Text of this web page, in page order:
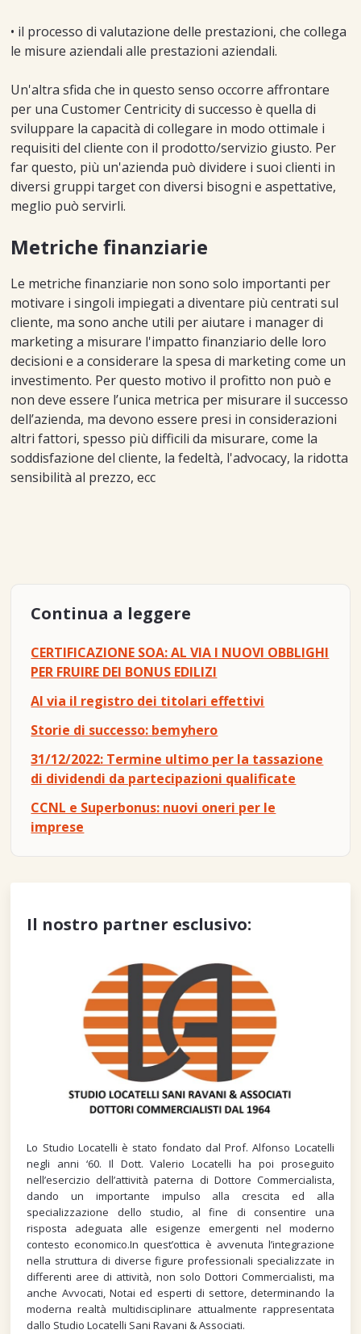
• il processo di valutazione delle prestazioni, che collega
le misure aziendali alle prestazioni aziendali.
Un'altra sfida che in questo senso occorre affrontare
per una Customer Centricity di successo è quella di
sviluppare la capacità di collegare in modo ottimale i
requisiti del cliente con il prodotto/servizio giusto. Per
far questo, più un'azienda può dividere i suoi clienti in
diversi gruppi target con diversi bisogni e aspettative,
meglio può servirli.
Metriche finanziarie
Le metriche finanziarie non sono solo importanti per
motivare i singoli impiegati a diventare più centrati sul
cliente, ma sono anche utili per aiutare i manager di
marketing a misurare l'impatto finanziario delle loro
decisioni e a considerare la spesa di marketing come un
investimento. Per questo motivo il profitto non può e
non deve essere l’unica metrica per misurare il successo
dell’azienda, ma devono essere presi in considerazioni
altri fattori, spesso più difficili da misurare, come la
soddisfazione del cliente, la fedeltà, l'advocacy, la ridotta
sensibilità al prezzo, ecc
Continua a leggere
CERTIFICAZIONE SOA: AL VIA I NUOVI OBBLIGHI
PER FRUIRE DEI BONUS EDILIZI
Al via il registro dei titolari effettivi
Storie di successo: bemyhero
31/12/2022: Termine ultimo per la tassazione
di dividendi da partecipazioni qualificate
CCNL e Superbonus: nuovi oneri per le
imprese
Il nostro partner esclusivo:
Lo Studio Locatelli è stato fondato dal Prof. Alfonso Locatelli
negli anni ‘60. Il Dott. Valerio Locatelli ha poi proseguito
nell’esercizio dell’attività paterna di Dottore Commercialista,
dando un importante impulso alla crescita ed alla
specializzazione dello studio, al fine di consentire una
risposta adeguata alle esigenze emergenti nel moderno
contesto economico.In quest’ottica è avvenuta l’integrazione
nella struttura di diverse figure professionali specializzate in
differenti aree di attività, non solo Dottori Commercialisti, ma
anche Avvocati, Notai ed esperti di settore, determinando la
moderna realtà multidisciplinare attualmente rappresentata
dallo Studio Locatelli Sani Ravani & Associati.